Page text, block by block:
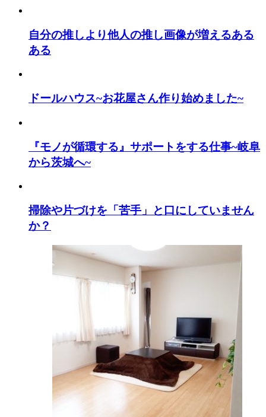
自分の推しより他人の推し画像が増えるある
ある
ドールハウス~お花屋さん作り始めました~
『モノが循環する』サポートをする仕事~岐阜
から茨城へ~
掃除や片づけを「苦手」と口にしていません
か？